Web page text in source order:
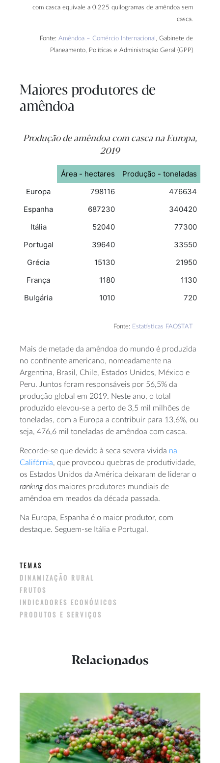
com casca equivale a 0,225 quilogramas de amêndoa sem
casca.
Fonte: Amêndoa – Comércio Internacional , Gabinete de
Planeamento, Políticas e Administração Geral (GPP)
Maiores produtores de
amêndoa
Produção de amêndoa com casca na Europa,
2019
Área - hectares
Produção - toneladas
Europa
798116
476634
Espanha
687230
340420
Itália
52040
77300
Portugal
39640
33550
Grécia
15130
21950
França
1180
1130
Bulgária
1010 720
Fonte: Estatísticas FAOSTAT
Mais de metade da amêndoa do mundo é produzida
no continente americano, nomeadamente na
Argentina, Brasil, Chile, Estados Unidos, México e
Peru. Juntos foram responsáveis por 56,5% da
produção global em 2019. Neste ano, o total
produzido elevou-se a perto de 3,5 mil milhões de
toneladas, com a Europa a contribuir para 13,6%, ou
seja, 476,6 mil toneladas de amêndoa com casca.
Recorde-se que devido à seca severa vivida na
Califórnia, que provocou quebras de produtividade,
os Estados Unidos da América deixaram de liderar o
rankingdos maiores produtores mundiais de
amêndoa em meados da década passada.
Na Europa, Espanha é o maior produtor, com
destaque. Seguem-se Itália e Portugal.
TEMAS
DINAMIZAÇÃO RURAL
FRUTOS
INDICADORES ECONÓMICOS
PRODUTOS E SERVIÇOS
Relacionados